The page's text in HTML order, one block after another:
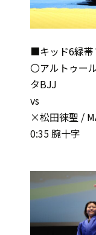
■キッド6緑帯
〇アルトゥー
タBJJ
vs
×松田徠聖 /
0:35 腕十字